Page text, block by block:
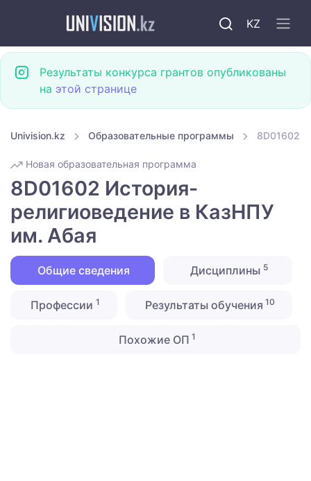
KZ
Результаты конкурса грантов опубликованы
на этой странице
Univision.kz Образовательные программы 8D01602
Новая образовательная программа
8D01602 История-
религиоведение в КазНПУ
им. Абая
Общие сведения Дисциплины 5
Профессии 1 Результаты обучения 10
Похожие ОП 1